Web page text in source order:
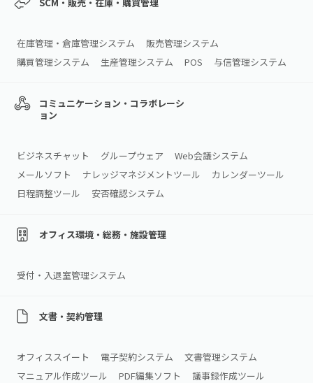
在庫管理・倉庫管理システム
販売管理システム
購買管理システム
生産管理システム POS 与信管理システム
コミュニケーション・コラボレーシ
ョン
ビジネスチャット グループウェア
Web会議システム
メールソフト
ナレッジマネジメントツール
カレンダーツール
日程調整ツール
安否確認システム
オフィス環境・総務・施設管理
受付・入退室管理システム
文書・契約管理
オフィススイート 電子契約システム
文書管理システム
マニュアル作成ツール
PDF編集ソフト 議事録作成ツール